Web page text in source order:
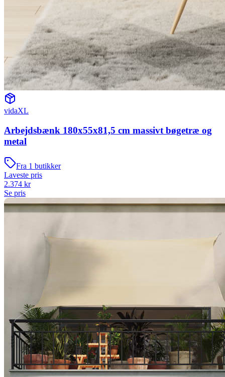
vidaXL
Arbejdsbænk 180x55x81,5 cm massivt bøgetræ og
metal
Fra 1 butikker
Laveste pris
2.374 kr
Se pris